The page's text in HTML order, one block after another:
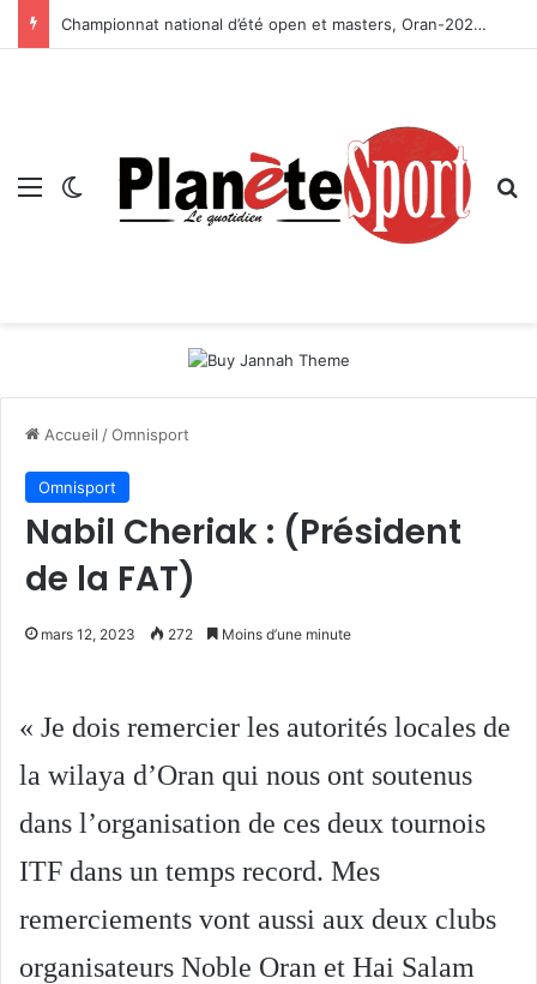
Championnat national d’été open et masters, Oran-2026 — Le CRB s’adjuge le titre
Menu Switch skin
Accueil /Omnisport
Omnisport
Nabil Cheriak : (Président
de la FAT)
mars 12, 2023 272 Moins d’une minute
« Je dois remercier les autorités locales de
la wilaya d’Oran qui nous ont soutenus
dans l’organisation de ces deux tournois
ITF dans un temps record. Mes
remerciements vont aussi aux deux clubs
organisateurs Noble Oran et Hai Salam